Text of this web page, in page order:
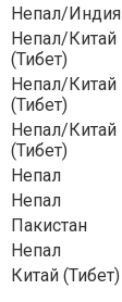
Непал/Индия
Непал/Китай
(Тибет)
Непал/Китай
(Тибет)
Непал/Китай
(Тибет)
Непал
Непал
Пакистан
Непал
Китай (Тибет)